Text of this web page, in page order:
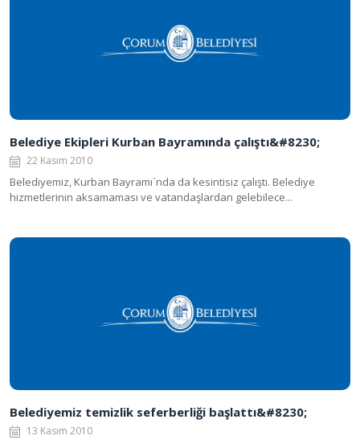
Belediye Ekipleri Kurban Bayramında çalıştı&#8230;
22 Kasım 2010
Belediyemiz, Kurban Bayramı`nda da kesintisiz çalıştı. Belediye
hizmetlerinin aksamaması ve vatandaşlardan gelebilece...
Belediyemiz temizlik seferberliği başlattı&#8230;
13 Kasım 2010